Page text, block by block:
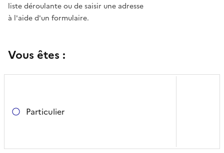
liste déroulante ou de saisir une adresse
à l'aide d'un formulaire.
Vous êtes :
Particulier